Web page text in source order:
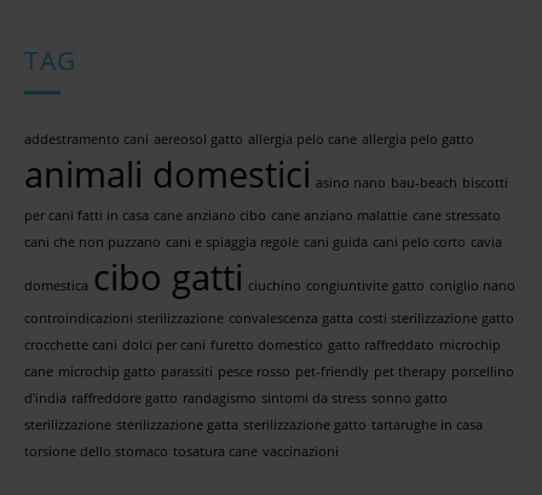
TAG
addestramento cani aereosol gatto allergia pelo cane allergia pelo gatto
animali domestici asino nano bau-beach biscotti
per cani fatti in casa cane anziano cibo cane anziano malattie cane stressato
cani che non puzzano cani e spiaggia regole cani guida cani pelo corto cavia
domestica cibo gatti ciuchino congiuntivite gatto coniglio nano
controindicazioni sterilizzazione convalescenza gatta costi sterilizzazione gatto
crocchette cani dolci per cani furetto domestico gatto raffreddato microchip
cane microchip gatto parassiti pesce rosso pet-friendly pet therapy porcellino
d'india raffreddore gatto randagismo sintomi da stress sonno gatto
sterilizzazione sterilizzazione gatta sterilizzazione gatto tartarughe in casa
torsione dello stomaco tosatura cane vaccinazioni